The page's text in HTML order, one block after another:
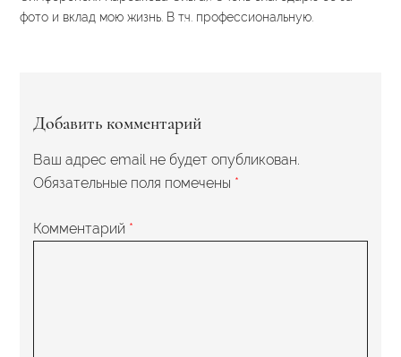
фото и вклад мою жизнь. В т.ч. профессиональную.
Добавить комментарий
Ваш адрес email не будет опубликован.
Обязательные поля помечены *
Комментарий *